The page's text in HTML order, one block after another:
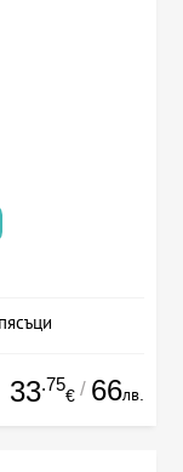
33.75
€ / 66лв.